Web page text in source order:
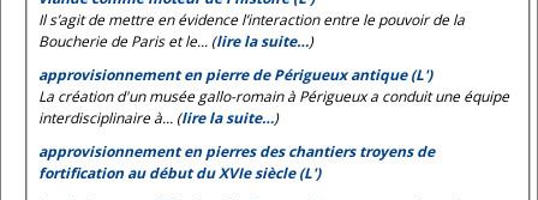
Il s’agit de mettre en évidence l’interaction entre le pouvoir de la
Boucherie de Paris et le... (lire la suite…)
approvisionnement en pierre de Périgueux antique (L')
La création d'un musée gallo-romain à Périgueux a conduit une équipe
interdisciplinaire à... (lire la suite…)
approvisionnement en pierres des chantiers troyens de
fortification au début du XVIe siècle (L')